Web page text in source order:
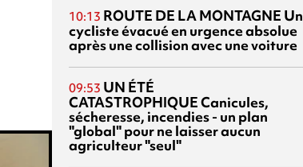
10:13 ROUTE DE LA MONTAGNE Un
cycliste évacué en urgence absolue
après une collision avec une voiture
09:53 UN ÉTÉ
CATASTROPHIQUECanicules,
sécheresse, incendies - un plan
"global" pour ne laisser aucun
agriculteur "seul"